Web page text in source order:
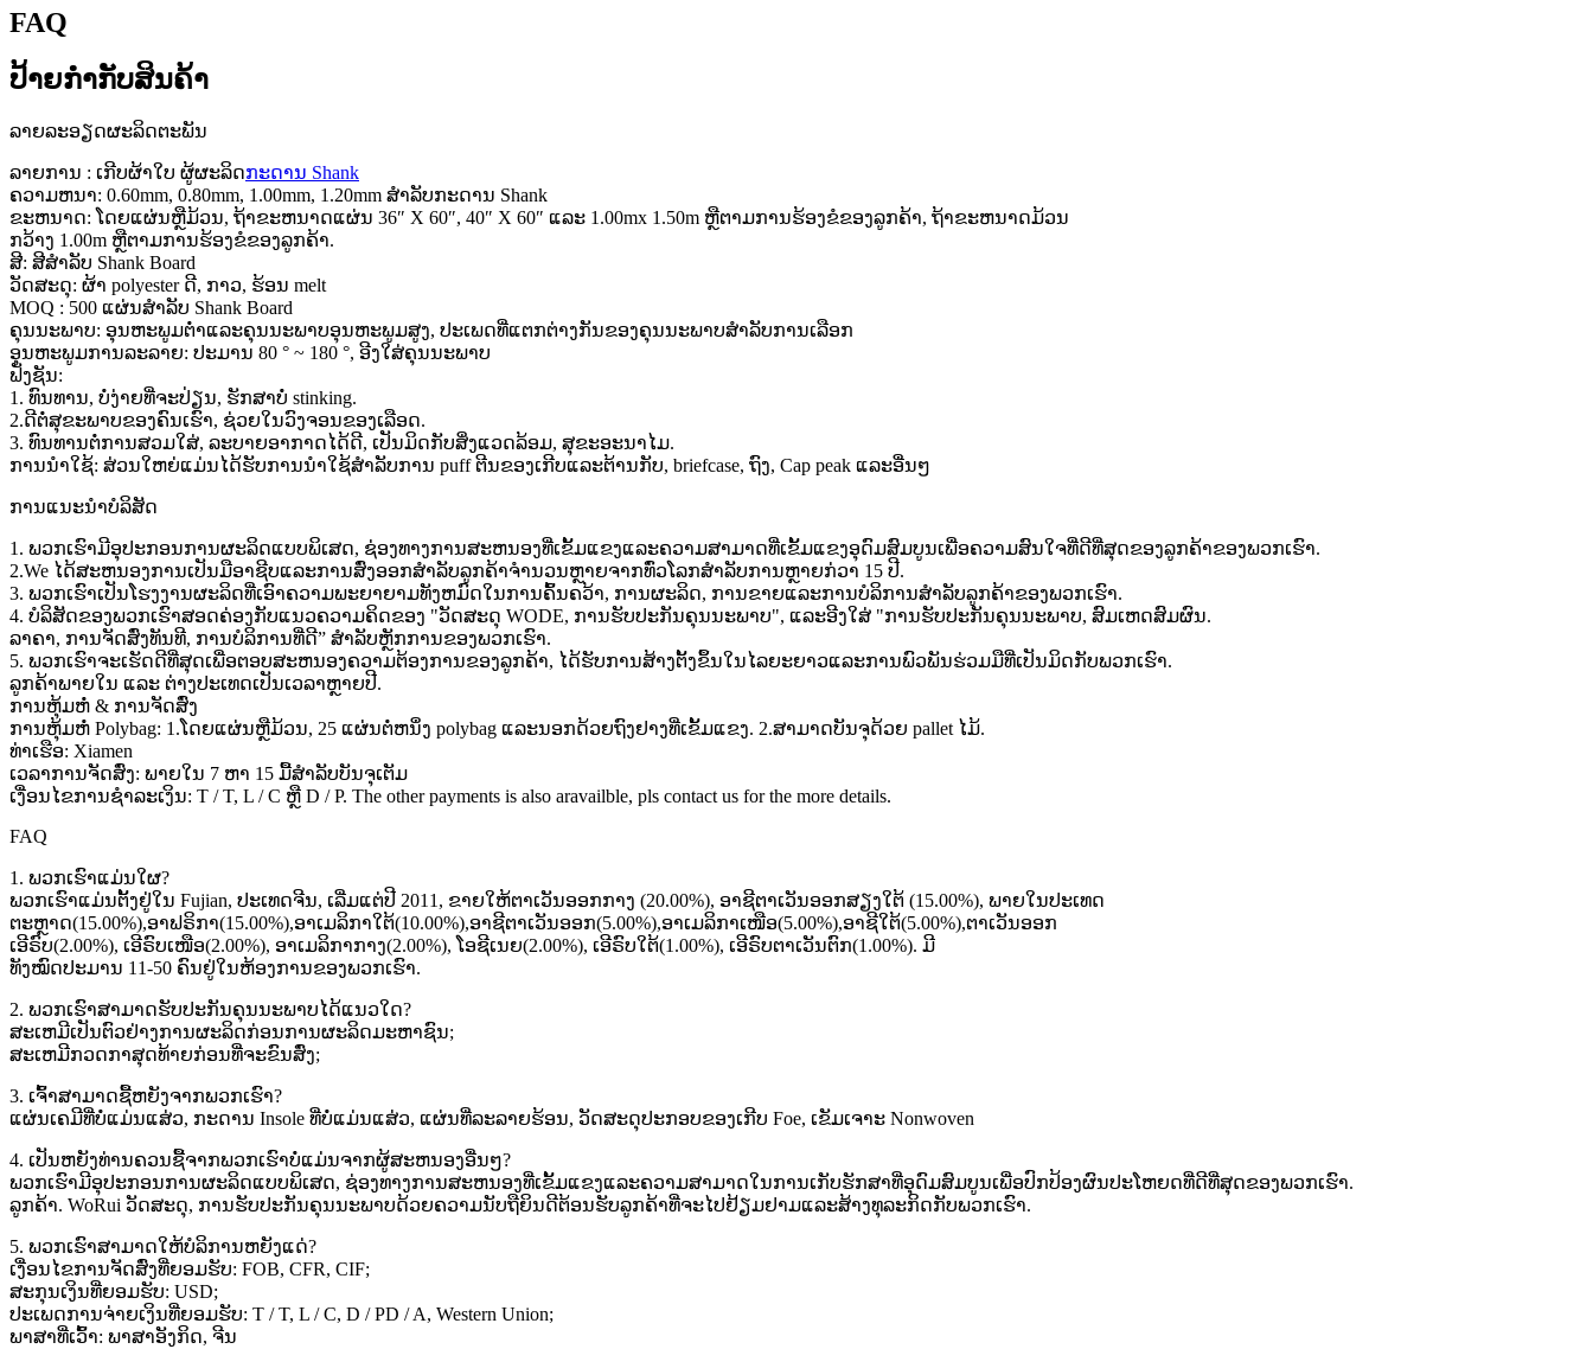
FAQ
ປ້າຍກຳກັບສິນຄ້າ
ລາຍ​ລະ​ອຽດ​ຜະ​ລິດ​ຕະ​ພັນ
ລາຍການ : ເກີບຜ້າໃບ ຜູ້ຜະລິດກະດານ Shank
ຄວາມຫນາ: 0.60mm, 0.80mm, 1.00mm, 1.20mm ສໍາລັບກະດານ Shank
ຂະຫນາດ: ໂດຍແຜ່ນຫຼືມ້ວນ, ຖ້າຂະຫນາດແຜ່ນ 36″ X 60″, 40″ X 60″ ແລະ 1.00mx 1.50m ຫຼືຕາມການຮ້ອງຂໍຂອງລູກຄ້າ, ຖ້າຂະຫນາດມ້ວນ
ກວ້າງ 1.00m ຫຼືຕາມການຮ້ອງຂໍຂອງລູກຄ້າ.
ສີ: ສີສໍາລັບ Shank Board
ວັດສະດຸ: ຜ້າ polyester ດີ, ກາວ, ຮ້ອນ melt
MOQ : 500 ແຜ່ນສໍາລັບ Shank Board
ຄຸນ​ນະ​ພາບ​: ອຸນ​ຫະ​ພູມ​ຕ​່​ໍ​າ​ແລະ​ຄຸນ​ນະ​ພາບ​ອຸນ​ຫະ​ພູມ​ສູງ​, ປະ​ເພດ​ທີ່​ແຕກ​ຕ່າງ​ກັນ​ຂອງ​ຄຸນ​ນະ​ພາບ​ສໍາ​ລັບ​ການ​ເລືອກ​
ອຸນ​ຫະ​ພູມ​ການ​ລະ​ລາຍ​: ປະ​ມານ 80 ° ~ 180 °​, ອີງ​ໃສ່​ຄຸນ​ນະ​ພາບ​
ຟັງຊັນ:
1. ທົນທານ, ບໍ່ງ່າຍທີ່ຈະປ່ຽນ, ຮັກສາບໍ່ stinking.
2.ດີຕໍ່ສຸຂະພາບຂອງຄົນເຮົາ, ຊ່ວຍໃນວົງຈອນຂອງເລືອດ.
3. ທົນທານຕໍ່ການສວມໃສ່, ລະບາຍອາກາດໄດ້ດີ, ເປັນມິດກັບສິ່ງແວດລ້ອມ, ສຸຂະອະນາໄມ.
ການ​ນໍາ​ໃຊ້​: ສ່ວນ​ໃຫຍ່​ແມ່ນ​ໄດ້​ຮັບ​ການ​ນໍາ​ໃຊ້​ສໍາ​ລັບ​ການ puff ຕີນ​ຂອງ​ເກີບ​ແລະ​ຕ້ານ​ກັບ​, briefcase​, ຖົງ​, Cap peak ແລະ​ອື່ນໆ
ການແນະນໍາບໍລິສັດ
1. ພວກເຮົາມີອຸປະກອນການຜະລິດແບບພິເສດ, ຊ່ອງທາງການສະຫນອງທີ່ເຂັ້ມແຂງແລະຄວາມສາມາດທີ່ເຂັ້ມແຂງອຸດົມສົມບູນເພື່ອຄວາມສົນໃຈທີ່ດີທີ່ສຸດຂອງລູກຄ້າຂອງພວກເຮົາ.
2.We ໄດ້ສະຫນອງການເປັນມືອາຊີບແລະການສົ່ງອອກສໍາລັບລູກຄ້າຈໍານວນຫຼາຍຈາກທົ່ວໂລກສໍາລັບການຫຼາຍກ່ວາ 15 ປີ.
3. ພວກເຮົາເປັນໂຮງງານຜະລິດທີ່ເອົາຄວາມພະຍາຍາມທັງຫມົດໃນການຄົ້ນຄວ້າ, ການຜະລິດ, ການຂາຍແລະການບໍລິການສໍາລັບລູກຄ້າຂອງພວກເຮົາ.
4. ບໍລິສັດຂອງພວກເຮົາສອດຄ່ອງກັບແນວຄວາມຄິດຂອງ "ວັດສະດຸ WODE, ການຮັບປະກັນຄຸນນະພາບ", ແລະອີງໃສ່ "ການຮັບປະກັນຄຸນນະພາບ, ສົມເຫດສົມຜົນ.
ລາຄາ, ການຈັດສົ່ງທັນທີ, ການບໍລິການທີ່ດີ” ສໍາລັບຫຼັກການຂອງພວກເຮົາ.
5. ພວກເຮົາຈະເຮັດດີທີ່ສຸດເພື່ອຕອບສະຫນອງຄວາມຕ້ອງການຂອງລູກຄ້າ, ໄດ້ຮັບການສ້າງຕັ້ງຂຶ້ນໃນໄລຍະຍາວແລະການພົວພັນຮ່ວມມືທີ່ເປັນມິດກັບພວກເຮົາ.
ລູກຄ້າພາຍໃນ ແລະ ຕ່າງປະເທດເປັນເວລາຫຼາຍປີ.
ການຫຸ້ມຫໍ່ & ການຈັດສົ່ງ
ການຫຸ້ມຫໍ່ Polybag: 1.ໂດຍແຜ່ນຫຼືມ້ວນ, 25 ແຜ່ນຕໍ່ຫນຶ່ງ polybag ແລະນອກດ້ວຍຖົງຢາງທີ່ເຂັ້ມແຂງ. 2.ສາມາດບັນຈຸດ້ວຍ pallet ໄມ້.
ທ່າເຮືອ: Xiamen
ເວລາການຈັດສົ່ງ: ພາຍໃນ 7 ຫາ 15 ມື້ສໍາລັບບັນຈຸເຕັມ
ເງື່ອນໄຂການຊໍາລະເງິນ: T / T, L / C ຫຼື D / P. The other payments is also aravailble, pls contact us for the more details.
FAQ
1. ພວກເຮົາແມ່ນໃຜ?
ພວກ​ເຮົາ​ແມ່ນ​ຕັ້ງ​ຢູ່​ໃນ Fujian​, ປະ​ເທດ​ຈີນ​, ເລີ່ມ​ແຕ່​ປີ 2011​, ຂາຍ​ໃຫ້​ຕາ​ເວັນ​ອອກ​ກາງ (20.00​%)​, ອາ​ຊີ​ຕາ​ເວັນ​ອອກ​ສຽງ​ໃຕ້ (15.00​%​)​, ພາຍ​ໃນ​ປະ​ເທດ
ຕະຫຼາດ(15.00%),ອາຟຣິກາ(15.00%),ອາເມລິກາໃຕ້(10.00%),ອາຊີຕາເວັນອອກ(5.00%),ອາເມລິກາເໜືອ(5.00%),ອາຊີໃຕ້(5.00%),ຕາເວັນອອກ
ເອີຣົບ(2.00%), ເອີຣົບເໜືອ(2.00%), ອາເມລິກາກາງ(2.00%), ໂອຊີເນຍ(2.00%), ເອີຣົບໃຕ້(1.00%), ເອີຣົບຕາເວັນຕົກ(1.00%). ມີ
ທັງໝົດປະມານ 11-50 ຄົນຢູ່ໃນຫ້ອງການຂອງພວກເຮົາ.
2. ພວກເຮົາສາມາດຮັບປະກັນຄຸນນະພາບໄດ້ແນວໃດ?
ສະເຫມີເປັນຕົວຢ່າງການຜະລິດກ່ອນການຜະລິດມະຫາຊົນ;
ສະເຫມີກວດກາສຸດທ້າຍກ່ອນທີ່ຈະຂົນສົ່ງ;
3. ເຈົ້າສາມາດຊື້ຫຍັງຈາກພວກເຮົາ?
ແຜ່ນເຄມີທີ່ບໍ່ແມ່ນແສ່ວ, ກະດານ Insole ທີ່ບໍ່ແມ່ນແສ່ວ, ແຜ່ນທີ່ລະລາຍຮ້ອນ, ວັດສະດຸປະກອບຂອງເກີບ Foe, ເຂັມເຈາະ Nonwoven
4. ເປັນຫຍັງທ່ານຄວນຊື້ຈາກພວກເຮົາບໍ່ແມ່ນຈາກຜູ້ສະຫນອງອື່ນໆ?
ພວກເຮົາມີອຸປະກອນການຜະລິດແບບພິເສດ, ຊ່ອງທາງການສະຫນອງທີ່ເຂັ້ມແຂງແລະຄວາມສາມາດໃນການເກັບຮັກສາທີ່ອຸດົມສົມບູນເພື່ອປົກປ້ອງຜົນປະໂຫຍດທີ່ດີທີ່ສຸດຂອງພວກເຮົາ.
ລູກຄ້າ. WoRui ວັດສະດຸ, ການຮັບປະກັນຄຸນນະພາບດ້ວຍຄວາມນັບຖືຍິນດີຕ້ອນຮັບລູກຄ້າທີ່ຈະໄປຢ້ຽມຢາມແລະສ້າງທຸລະກິດກັບພວກເຮົາ.
5. ພວກເຮົາສາມາດໃຫ້ບໍລິການຫຍັງແດ່?
ເງື່ອນໄຂການຈັດສົ່ງທີ່ຍອມຮັບ: FOB, CFR, CIF;
ສະກຸນເງິນທີ່ຍອມຮັບ: USD;
ປະເພດການຈ່າຍເງິນທີ່ຍອມຮັບ: T / T, L / C, D / PD / A, Western Union;
ພາ​ສາ​ທີ່​ເວົ້າ​: ພາ​ສາ​ອັງ​ກິດ​, ຈີນ​